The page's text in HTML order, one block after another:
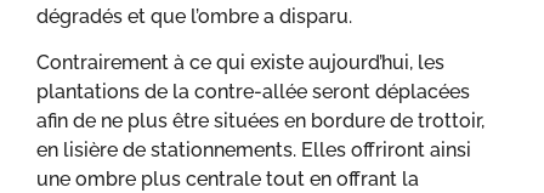
dégradés et que l’ombre a disparu.
Contrairement à ce qui existe aujourd’hui, les
plantations de la contre-allée seront déplacées
afin de ne plus être situées en bordure de trottoir,
en lisière de stationnements. Elles offriront ainsi
une ombre plus centrale tout en offrant la